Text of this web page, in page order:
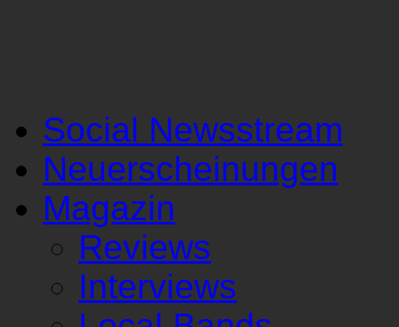
Social Newsstream
Neuerscheinungen
Magazin
Reviews
Interviews